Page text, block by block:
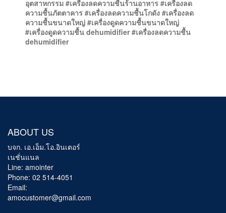
อุตสาหกรรม #เครื่องลดความชื้นร้านอาหาร #เครื่องลด
ความชื้นภัตตาคาร #เครื่องลดความชื้นโกดัง #เครื่องลด
ความชื้นขนาดใหญ่ #เครื่องดูดความชื้นขนาดใหญ่
#เครื่องดูดความชื้น dehumidifier #เครื่องลดความชื้น
dehumidifier
ABOUT US
บจก. เอ.เอ็ม.โอ.อินเตอร์
เนชั่นแนล
Line: amointer
Phone: 02 514-4051
Email:
amocustomer@gmail.com